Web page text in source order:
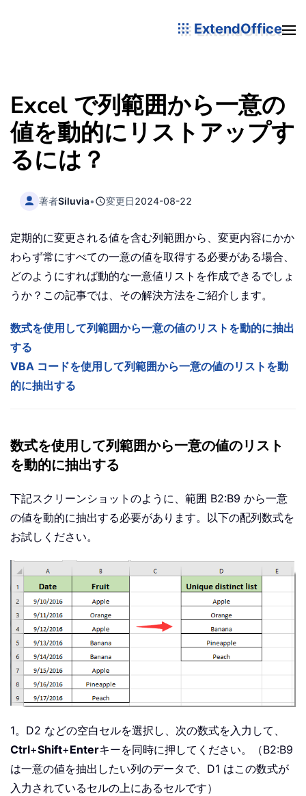
ExtendOffice
Excel で列範囲から一意の
値を動的にリストアップす
るには？
著者Siluvia• 変更日2024-08-22
定期的に変更される値を含む列範囲から、変更内容にかか
わらず常にすべての一意の値を取得する必要がある場合、
どのようにすれば動的な一意値リストを作成できるでしょ
うか？この記事では、その解決方法をご紹介します。
数式を使用して列範囲から一意の値のリストを動的に抽出
する
VBA コードを使用して列範囲から一意の値のリストを動
的に抽出する
数式を使用して列範囲から一意の値のリスト
を動的に抽出する
下記スクリーンショットのように、範囲 B2:B9 から一意
の値を動的に抽出する必要があります。以下の配列数式を
お試しください。
1。D2 などの空白セルを選択し、次の数式を入力して、
Ctrl+Shift+Enterキーを同時に押してください。（B2:B9
は一意の値を抽出したい列のデータで、D1 はこの数式が
入力されているセルの上にあるセルです）